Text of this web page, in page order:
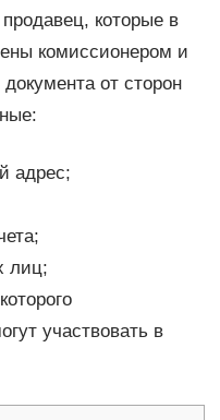
которые в
комиссионером и
от сторон
адрес;
лиц;
участвовать в